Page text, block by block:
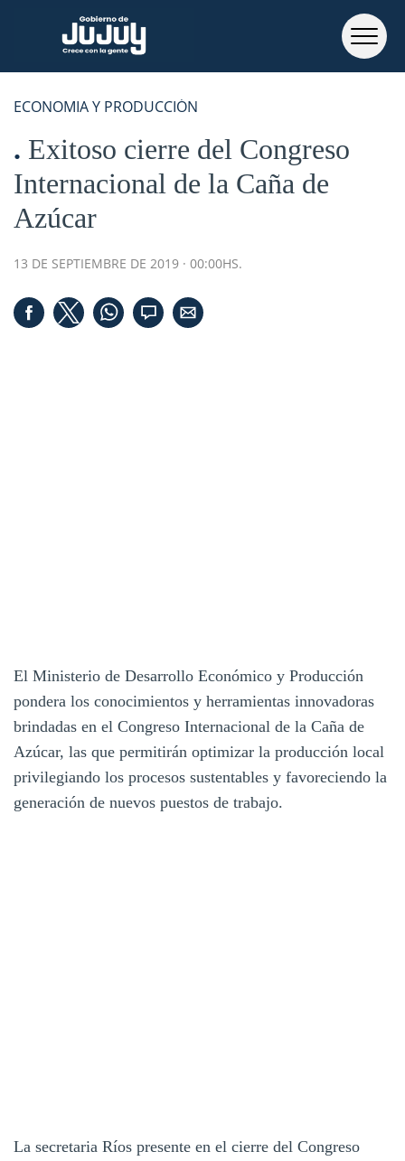
ECONOMIA Y PRODUCCIÓN
Exitoso cierre del Congreso
Internacional de la Caña de
Azúcar
13 DE SEPTIEMBRE DE 2019 · 00:00HS.
El Ministerio de Desarrollo Económico y Producción
pondera los conocimientos y herramientas innovadoras
brindadas en el Congreso Internacional de la Caña de
Azúcar, las que permitirán optimizar la producción local
privilegiando los procesos sustentables y favoreciendo la
generación de nuevos puestos de trabajo.
La secretaria Ríos presente en el cierre del Congreso